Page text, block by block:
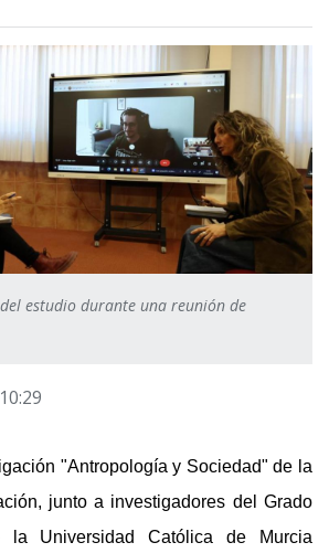
estudio durante una reunión de
"Antropología y Sociedad" de la
junto a investigadores del Grado
la Universidad Católica de Murcia